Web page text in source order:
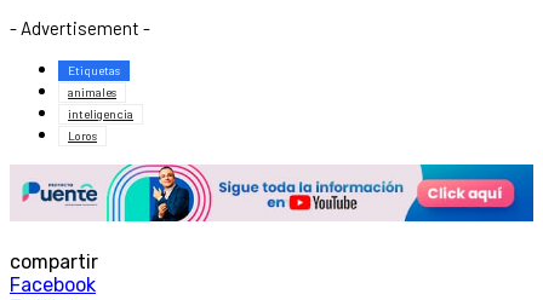
- Advertisement -
Etiquetas
animales
inteligencia
Loros
compartir
Facebook